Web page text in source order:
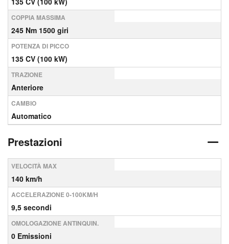
COPPIA MASSIMA
245 Nm 1500 giri
POTENZA DI PICCO
135 CV (100 kW)
TRAZIONE
Anteriore
CAMBIO
Automatico
Prestazioni
VELOCITÀ MAX
140 km/h
ACCELERAZIONE 0-100KM/H
9,5 secondi
OMOLOGAZIONE ANTINQUIN.
0 Emissioni